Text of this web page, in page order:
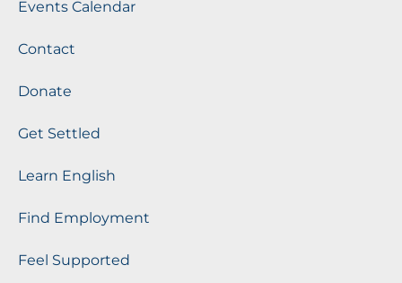
Events Calendar
Contact
Donate
Get Settled
Learn English
Find Employment
Feel Supported